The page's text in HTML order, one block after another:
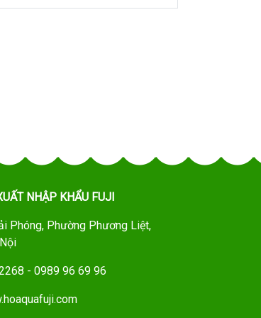
NHẬP KHẨU FUJI
Phóng, Phường Phương Liệt,
- 0989 96 69 96